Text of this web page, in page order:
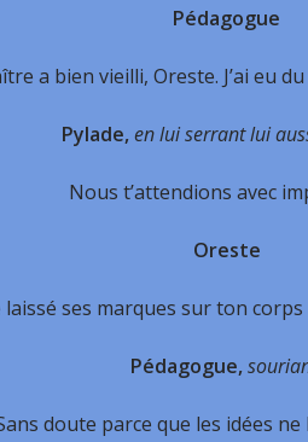
Pédagogue
a bien vieilli, Oreste. J’ai eu
Pylade,en lui serrant lui
Nous t’attendions avec
Oreste
ses marques sur ton
Pédagogue,
doute parce que les idées